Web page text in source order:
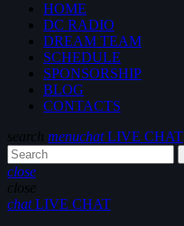
HOME
DC RADIO
DREAM TEAM
SCHEDULE
SPONSORSHIP
BLOG
CONTACTS
search menuchatLIVE CHAT
close
close
chatLIVE CHAT